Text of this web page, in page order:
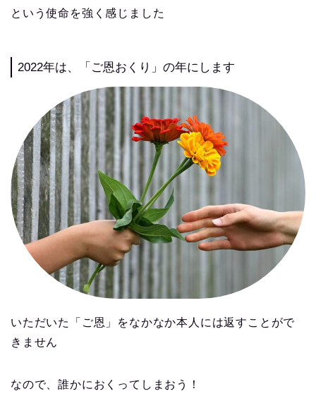
という使命を強く感じました
2022年は、「ご恩おくり」の年にします
いただいた「ご恩」をなかなか本人には返すことがで
きません
なので、誰かにおくってしまおう！